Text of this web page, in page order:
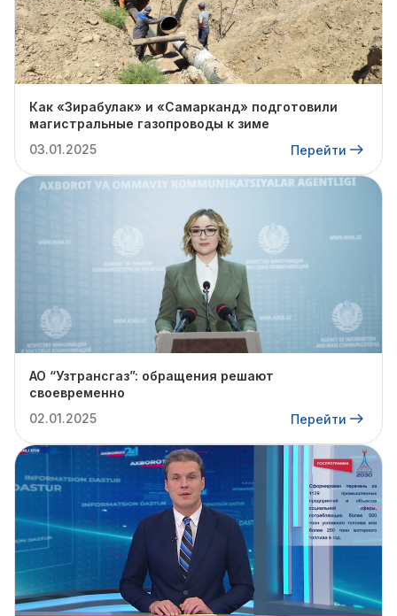
Как «Зирабулак» и «Самарканд» подготовили
магистральные газопроводы к зиме
03.01.2025
Перейти
АО “Узтрансгаз”: обращения решают
своевременно
02.01.2025
Перейти